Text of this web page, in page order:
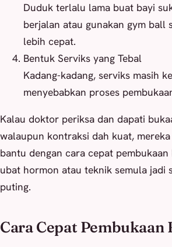
Duduk terlalu lama buat bayi
berjalan atau gunakan gym ball
lebih cepat.
Bentuk Serviks yang Tebal
Kadang-kadang, serviks masih
menyebabkan proses
Kalau doktor periksa dan dapati
walaupun kontraksi dah kuat,
bantu dengan cara cepat
ubat hormon atau teknik semula jadi
puting.
Cara Cepat Pembukaan